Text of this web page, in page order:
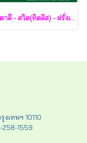
ทัวร์อิตาลี - สวิต(ทิตลิส) - ฝรั่งเศส 10 วัน -SV
เทพฯ 10110
258-1559